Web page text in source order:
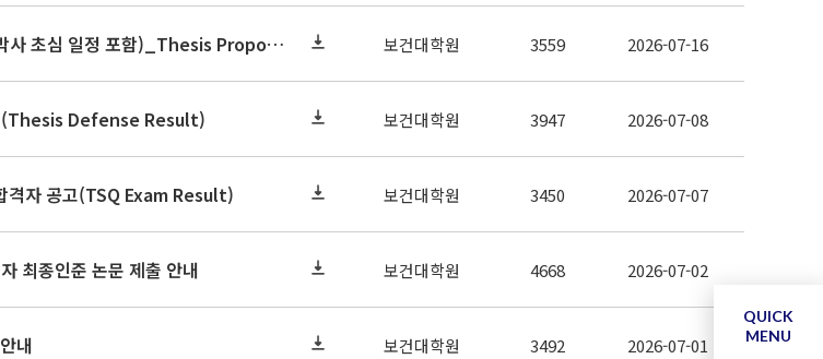
2026학년도 2학기 논문작성계획서 제출 안내(박사 초심 일정 포함)_Thesis Proposal 보건대학원 3559 2026-07-16
(Thesis Defense Result) 보건대학원 3947 2026-07-08
격자 공고(TSQ Exam Result) 보건대학원 3450 2026-07-07
최종인준 논문 제출 안내 보건대학원 4668 2026-07-02
내 보건대학원 3492 2026-07-01
QUICK
MENU